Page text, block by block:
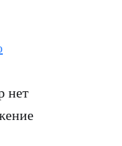
нет